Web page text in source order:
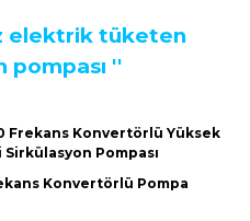
elektrik tüketen
pompası ''
Frekans Konvertörlü Yüksek
Pompası
Konvertörlü Pompa